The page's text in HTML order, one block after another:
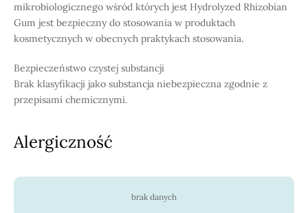
mikrobiologicznego wśród których jest Hydrolyzed Rhizobian
Gum jest bezpieczny do stosowania w produktach
kosmetycznych w obecnych praktykach stosowania.
Bezpieczeństwo czystej substancji
Brak klasyfikacji jako substancja niebezpieczna zgodnie z
przepisami chemicznymi.
Alergiczność
brak danych